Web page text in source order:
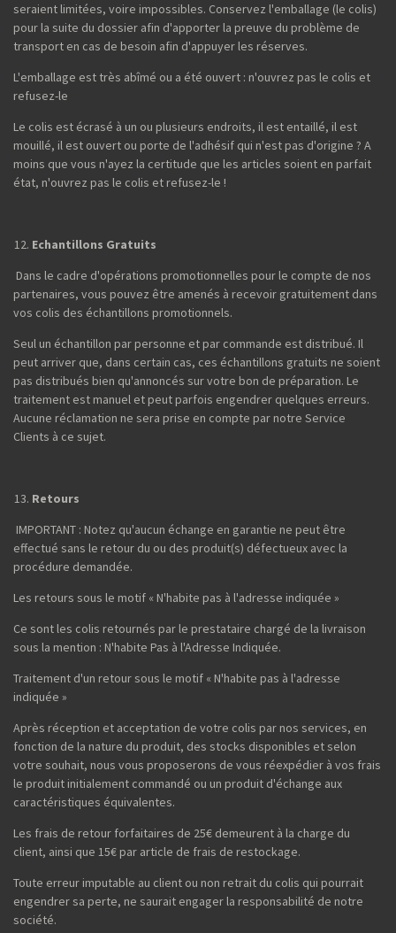
seraient limitées, voire impossibles. Conservez l'emballage (le colis)
pour la suite du dossier afin d'apporter la preuve du problème de
transport en cas de besoin afin d'appuyer les réserves.
L'emballage est très abîmé ou a été ouvert : n'ouvrez pas le colis et
refusez-le
Le colis est écrasé à un ou plusieurs endroits, il est entaillé, il est
mouillé, il est ouvert ou porte de l'adhésif qui n'est pas d'origine ? A
moins que vous n'ayez la certitude que les articles soient en parfait
état, n'ouvrez pas le colis et refusez-le !
Echantillons Gratuits
Dans le cadre d'opérations promotionnelles pour le compte de nos
partenaires, vous pouvez être amenés à recevoir gratuitement dans
vos colis des échantillons promotionnels.
Seul un échantillon par personne et par commande est distribué. Il
peut arriver que, dans certain cas, ces échantillons gratuits ne soient
pas distribués bien qu'annoncés sur votre bon de préparation. Le
traitement est manuel et peut parfois engendrer quelques erreurs.
Aucune réclamation ne sera prise en compte par notre Service
Clients à ce sujet.
Retours
IMPORTANT : Notez qu'aucun échange en garantie ne peut être
effectué sans le retour du ou des produit(s) défectueux avec la
procédure demandée.
Les retours sous le motif « N'habite pas à l'adresse indiquée »
Ce sont les colis retournés par le prestataire chargé de la livraison
sous la mention : N'habite Pas à l'Adresse Indiquée.
Traitement d'un retour sous le motif « N'habite pas à l'adresse
indiquée »
Après réception et acceptation de votre colis par nos services, en
fonction de la nature du produit, des stocks disponibles et selon
votre souhait, nous vous proposerons de vous réexpédier à vos frais
le produit initialement commandé ou un produit d'échange aux
caractéristiques équivalentes.
Les frais de retour forfaitaires de 25€ demeurent à la charge du
client, ainsi que 15€ par article de frais de restockage.
Toute erreur imputable au client ou non retrait du colis qui pourrait
engendrer sa perte, ne saurait engager la responsabilité de notre
société.